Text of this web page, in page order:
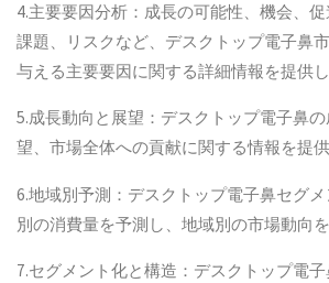
4.主要要因分析：成長の可能性、機会、
課題、リスクなど、デスクトップ電子鼻
与える主要要因に関する詳細情報を提供し
5.成長動向と展望：デスクトップ電子鼻
望、市場全体への貢献に関する情報を提供
6.地域別予測：デスクトップ電子鼻セグ
別の消費量を予測し、地域別の市場動向を
7.セグメント化と構造：デスクトップ電